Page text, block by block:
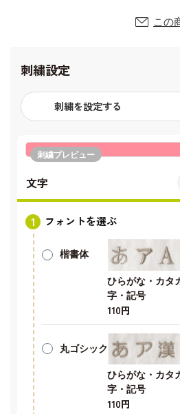
この
刺繍設定
刺繍を設定する
刺繍プレビュー
文字
フォントを選ぶ
楷書体
ひらがな・カタ
字・記号
110円
丸ゴシック
ひらがな・カタ
字・記号
110円